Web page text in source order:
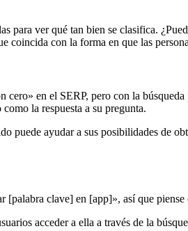
para ver qué tan bien se clasifica.
con la forma en que las
en el SERP, pero con la
la respuesta a su pregunta.
puede ayudar a sus posibilidades de
[palabra clave] en [app]», así que
acceder a ella a través de la